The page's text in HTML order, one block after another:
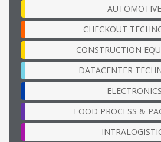
AUTOMOTIVE
CHECKOUT
CONSTRUCTION
DATACENTER
ELECTRONICS
FOOD PROCESS &